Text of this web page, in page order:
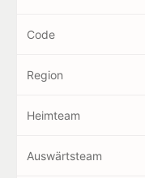
Code
Region
Heimteam
Auswärtsteam